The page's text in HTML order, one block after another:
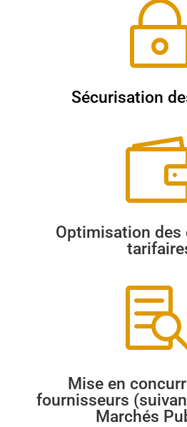
Sécurisation
Optimisation

Mise en
fournisseurs
Marchés